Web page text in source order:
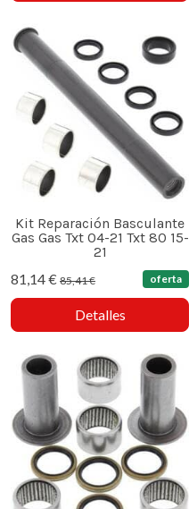
Kit Reparación Basculante
Gas Gas Txt 04-21 Txt 80 15-
21
81,14 € 85,41 € oferta
Detalles